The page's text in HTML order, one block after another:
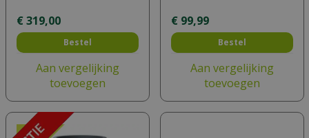
€ 319,00
Bestel
Aan vergelijking
toevoegen
€ 99,99
Bestel
Aan vergelijking
toevoegen